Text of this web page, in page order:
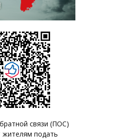
связи (ПОС)
жителям подать